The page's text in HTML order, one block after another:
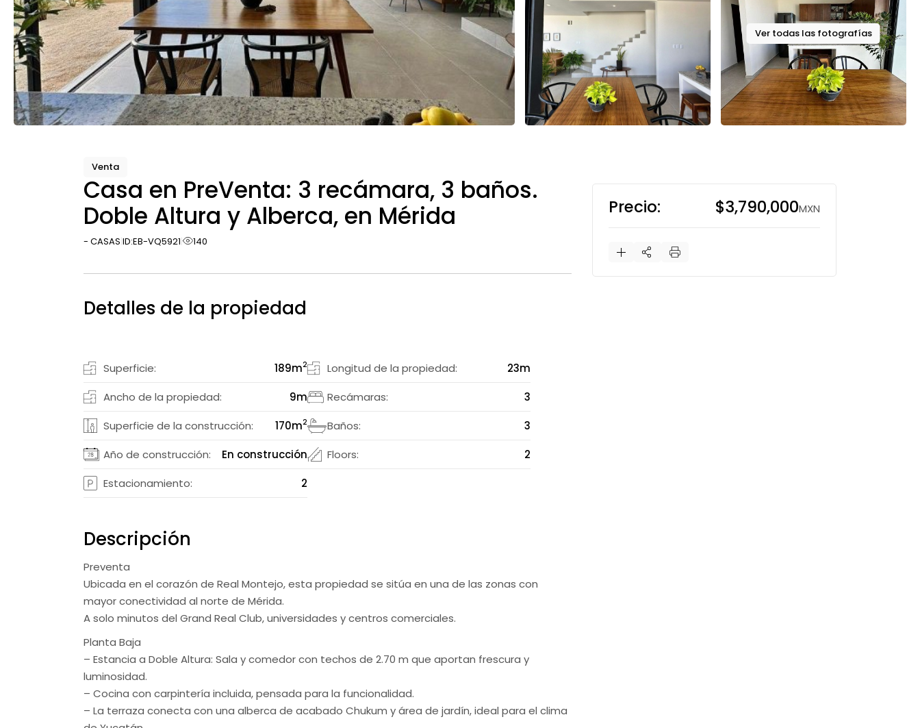
Ver todas las fotografías
Venta
Casa en PreVenta: 3 recámara, 3 baños.
Doble Altura y Alberca, en Mérida
- CASAS ID:EB-VQ5921 140
Detalles de la propiedad
Superficie: 189m2 Longitud de la propiedad:
23m
Ancho de la propiedad:
9m Recámaras:
3
Superficie de la construcción:
170m2 Baños:
3
Año de construcción:
En construcción Floors:
2
Estacionamiento:
2
Descripción
Preventa
Ubicada en el corazón de Real Montejo, esta propiedad se sitúa en una de las zonas con
mayor conectividad al norte de Mérida.
A solo minutos del Grand Real Club, universidades y centros comerciales.
Planta Baja
– Estancia a Doble Altura: Sala y comedor con techos de 2.70 m que aportan frescura y
luminosidad.
– Cocina con carpintería incluida, pensada para la funcionalidad.
– La terraza conecta con una alberca de acabado Chukum y área de jardín, ideal para el clima
Precio: $3,790,000MXN